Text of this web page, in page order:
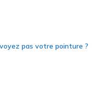
pas votre pointure ?